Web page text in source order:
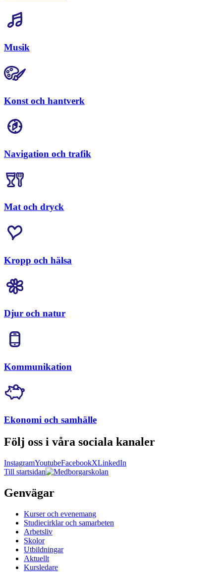
Musik
Konst och hantverk
Navigation och trafik
Mat och dryck
Kropp och hälsa
Djur och natur
Kommunikation
Ekonomi och samhälle
Följ oss i våra sociala kanaler
InstagramYoutubeFacebookXLinkedIn
Till startsidan
Genvägar
Kurser och evenemang
Studiecirklar och samarbeten
Arbetsliv
Skolor
Utbildningar
Aktuellt
Kursledare